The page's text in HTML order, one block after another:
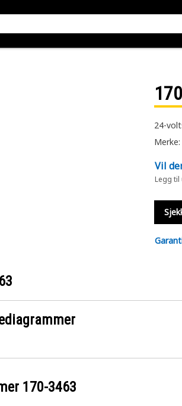
24-
Vil
Legg til
170-3463